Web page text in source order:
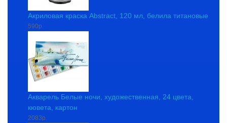
Акриловая краска Abstract, 120 мл, белила титановые
590р.
Акварель Белые ночи, художественная, 24 цвета,
кювета, картон
2083р.